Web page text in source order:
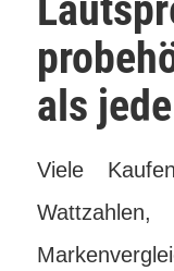
als
Viele